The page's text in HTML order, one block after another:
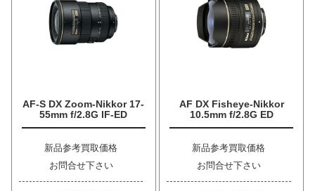
AF-S DX Zoom-Nikkor 17-
55mm f/2.8G IF-ED
新品参考買取価格
お問合せ下さい
AF DX Fisheye-Nikkor
10.5mm f/2.8G ED
新品参考買取価格
お問合せ下さい